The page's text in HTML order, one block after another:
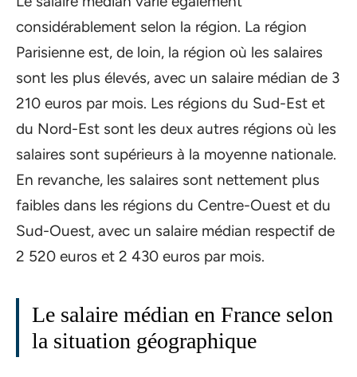
considérablement selon la région. La région
Parisienne est, de loin, la région où les salaires
sont les plus élevés, avec un salaire médian de 3
210 euros par mois. Les régions du Sud-Est et
du Nord-Est sont les deux autres régions où les
salaires sont supérieurs à la moyenne nationale.
En revanche, les salaires sont nettement plus
faibles dans les régions du Centre-Ouest et du
Sud-Ouest, avec un salaire médian respectif de
2 520 euros et 2 430 euros par mois.
Le salaire médian en France selon
la situation géographique